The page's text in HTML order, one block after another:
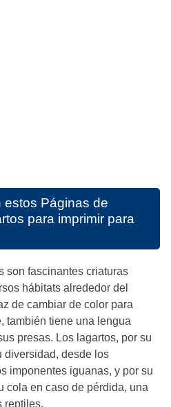
estos Páginas de
para imprimir para
son fascinantes criaturas
hábitats alrededor del
de cambiar de color para
también tiene una lengua
presas. Los lagartos, por su
diversidad, desde los
imponentes iguanas, y por su
cola en caso de pérdida, una
reptiles.